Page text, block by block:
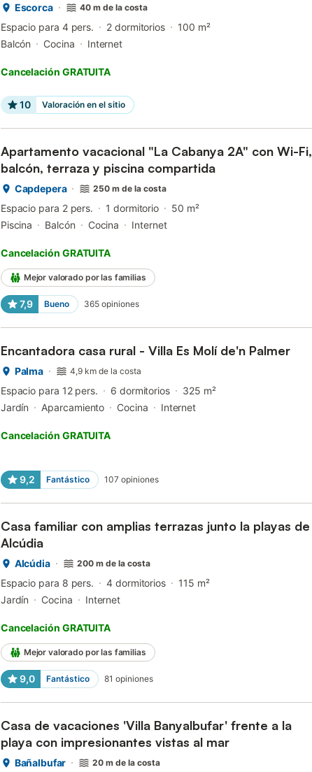
Escorca 40 m de la costa
Espacio para 4 pers. 2 dormitorios
100 m²
Balcón
Cocina Internet
Cancelación GRATUITA
10 Valoración en el sitio
Apartamento vacacional "La Cabanya 2A" con Wi-Fi,
balcón, terraza y piscina compartida
Capdepera 250 m de la costa
Espacio para 2 pers. 1 dormitorio
50 m²
Piscina
Balcón Cocina Internet
Cancelación GRATUITA
Mejor valorado por las familias
7,9 Bueno 365 opiniones
Encantadora casa rural - Villa Es Molí de'n Palmer
Palma 4,9 km de la costa
Espacio para 12 pers. 6 dormitorios
325 m²
Jardín
Aparcamiento Cocina Internet
Cancelación GRATUITA
9,2 Fantástico 107 opiniones
Casa familiar con amplias terrazas junto la playas de
Alcúdia
Alcúdia 200 m de la costa
Espacio para 8 pers. 4 dormitorios
115 m²
Jardín
Cocina Internet
Cancelación GRATUITA
Mejor valorado por las familias
9,0 Fantástico 81 opiniones
Casa de vacaciones 'Villa Banyalbufar' frente a la
playa con impresionantes vistas al mar
Bañalbufar 20 m de la costa